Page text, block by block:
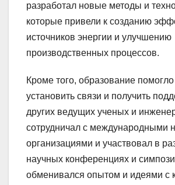
разработал новые методы и
которые привели к созданию
источников энергии и улучшению
производственных процессов.
Кроме того, образование
установить связи и получить
других ведущих ученых и
сотрудничал с международными
организациями и участвовал в
научных конференциях и
обменивался опытом и идеями с